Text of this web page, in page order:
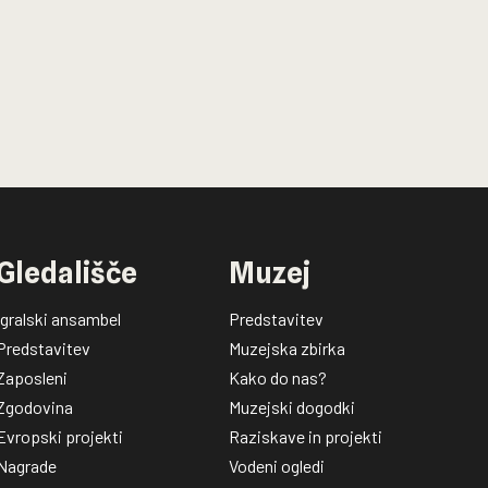
ansambel
projekti
Muzej
Predstavitev
Muzejska zbirka
Kako do nas?
Muzejski dogodki
Raziskave in projekti
Vodeni ogledi